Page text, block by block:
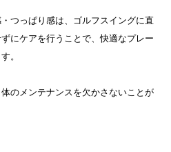
つっぱり感は、ゴルフスイングに直
にケアを行うことで、快適なプレー
。
のメンテナンスを欠かさないことが